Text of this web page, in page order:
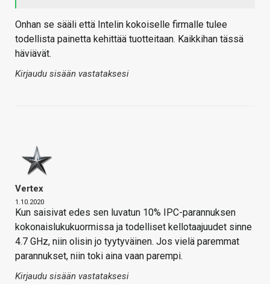
Onhan se sääli että Intelin kokoiselle firmalle tulee
todellista painetta kehittää tuotteitaan. Kaikkihan tässä
häviävät.
Kirjaudu sisään vastataksesi
Vertex
1.10.2020
Kun saisivat edes sen luvatun 10% IPC-parannuksen
kokonaislukukuormissa ja todelliset kellotaajuudet sinne
4.7 GHz, niin olisin jo tyytyväinen. Jos vielä paremmat
parannukset, niin toki aina vaan parempi.
Kirjaudu sisään vastataksesi